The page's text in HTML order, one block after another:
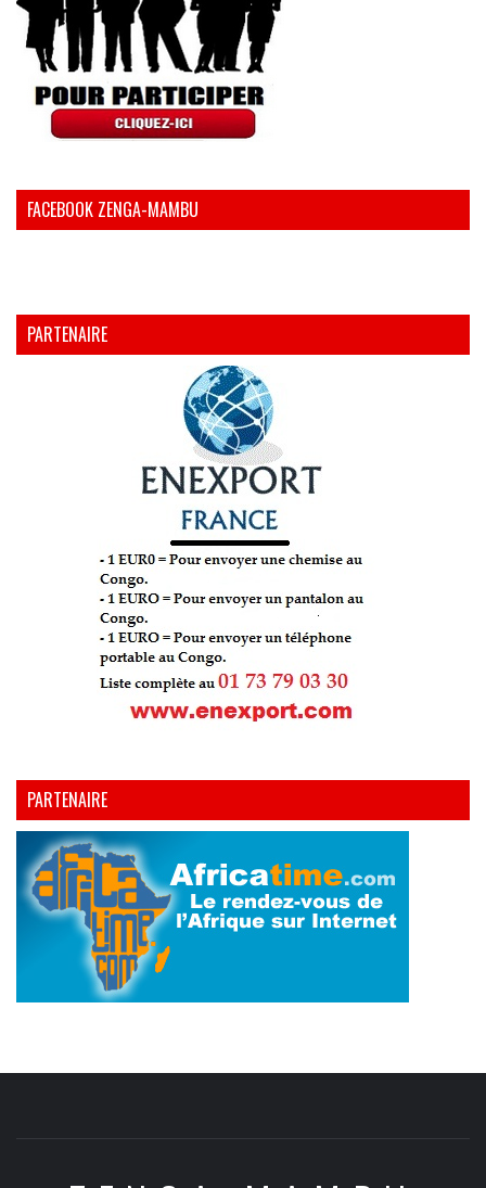
FACEBOOK ZENGA-MAMBU
PARTENAIRE
PARTENAIRE